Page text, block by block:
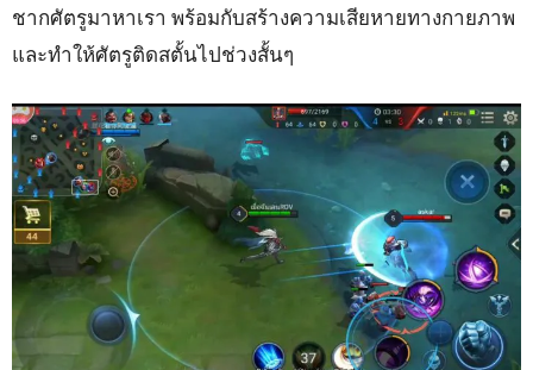
ชากศัตรูมาหาเรา พร้อมกับสร้างความเสียหายทางกายภาพ
และทำให้ศัตรูติดสตั้นไปช่วงสั้นๆ